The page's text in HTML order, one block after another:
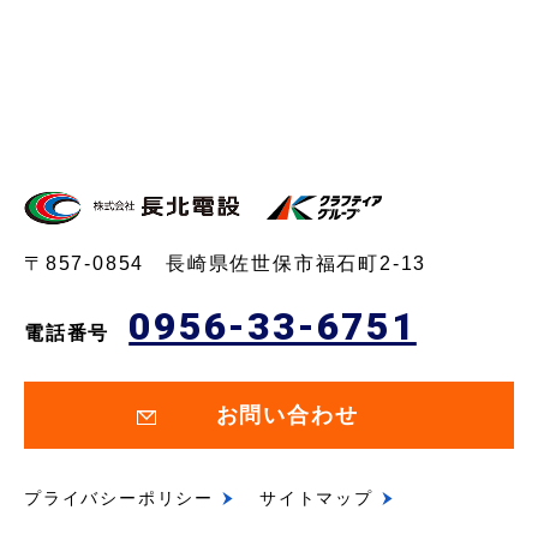
〒857-0854 長崎県佐世保市福石町2-13
電話番号 0956-33-6751
お問い合わせ
プライバシーポリシー サイトマップ